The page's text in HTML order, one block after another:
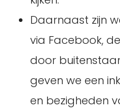
Daarnaast zijn
via Facebook,
door
geven we een
en bezigheden